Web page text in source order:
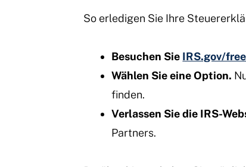
So erledigen Sie Ihre
Besuchen Sie IRS.gov/
Wählen Sie eine Option.
finden.
Verlassen Sie die IRS-
Partners.